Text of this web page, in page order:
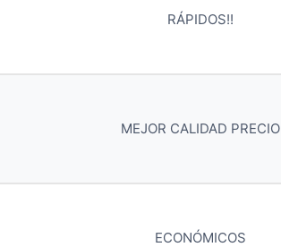
RÁPIDOS!!
MEJOR CALIDAD PRECIO
ECONÓMICOS